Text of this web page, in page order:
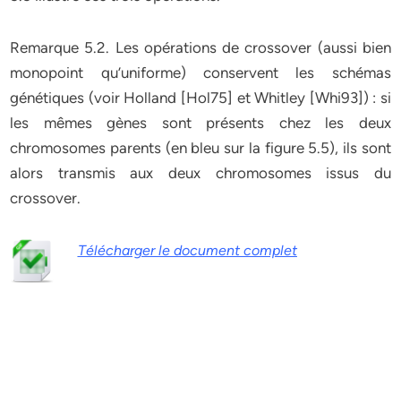
Remarque 5.2. Les opérations de crossover (aussi bien
monopoint qu’uniforme) conservent les schémas
génétiques (voir Holland [Hol75] et Whitley [Whi93]) : si
les mêmes gènes sont présents chez les deux
chromosomes parents (en bleu sur la figure 5.5), ils sont
alors transmis aux deux chromosomes issus du
crossover.
Télécharger le document complet